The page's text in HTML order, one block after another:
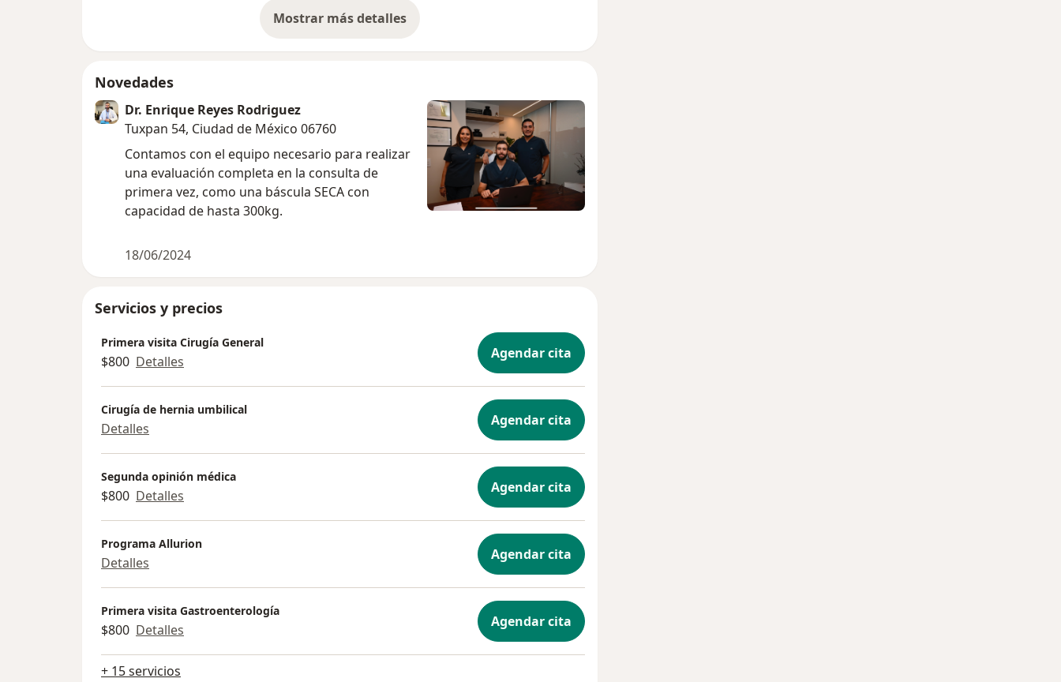
Mostrar más detalles
sobre la experiencia
Novedades
Dr. Enrique Reyes Rodriguez
Tuxpan 54, Ciudad de México 06760
Contamos con el equipo necesario para realizar
una evaluación completa en la consulta de
primera vez, como una báscula SECA con
capacidad de hasta 300kg.
18/06/2024
Servicios y precios
Primera visita Cirugía General
$800 Detalles Agendar cita
Cirugía de hernia umbilical
Detalles Agendar cita
Segunda opinión médica
$800 Detalles Agendar cita
Programa Allurion
Detalles Agendar cita
Primera visita Gastroenterología
$800 Detalles Agendar cita
+ 15 servicios